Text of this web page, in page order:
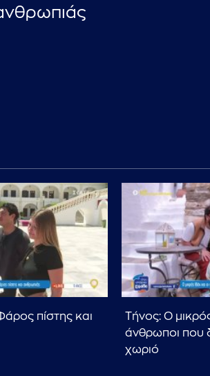
πίστης και
Τήνος: Ο
άνθρωποι που
χωριό